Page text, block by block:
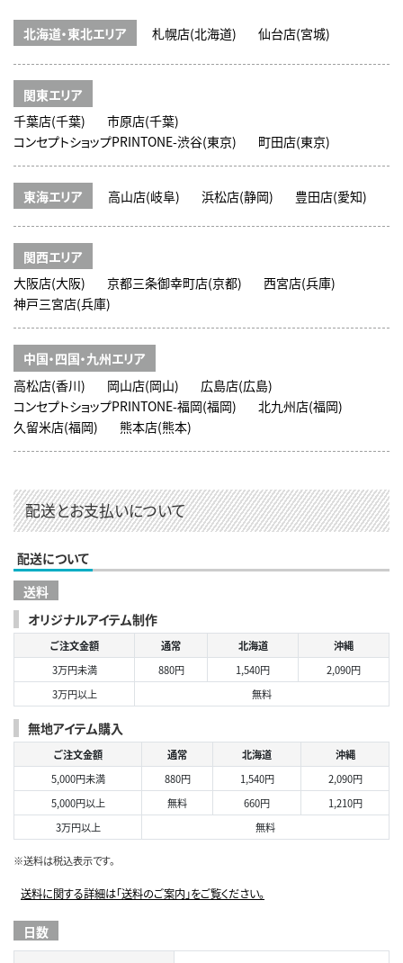
北海道・東北エリア 札幌店(北海道) 仙台店(宮城)
関東エリア
千葉店(千葉)
市原店(千葉)
コンセプトショップPRINTONE-渋谷(東京)
町田店(東京)
東海エリア 高山店(岐阜) 浜松店(静岡) 豊田店(愛知)
関西エリア
大阪店(大阪)
京都三条御幸町店(京都)
西宮店(兵庫)
神戸三宮店(兵庫)
中国・四国・九州エリア
高松店(香川)
岡山店(岡山)
広島店(広島)
コンセプトショップPRINTONE-福岡(福岡)
北九州店(福岡)
久留米店(福岡)
熊本店(熊本)
配送とお支払いについて
配送について
送料
オリジナルアイテム制作
ご注文金額 通常 北海道
沖縄
3万円未満
880円 1,540円
2,090円
3万円以上
無料
無地アイテム購入
ご注文金額 通常 北海道
沖縄
5,000円未満
880円 1,540円
2,090円
5,000円以上
無料 660円
1,210円
3万円以上
無料
※送料は税込表示です。
送料に関する詳細は「送料のご案内」をご覧ください。
日数